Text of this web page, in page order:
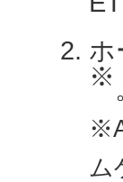
ホ
※
ム